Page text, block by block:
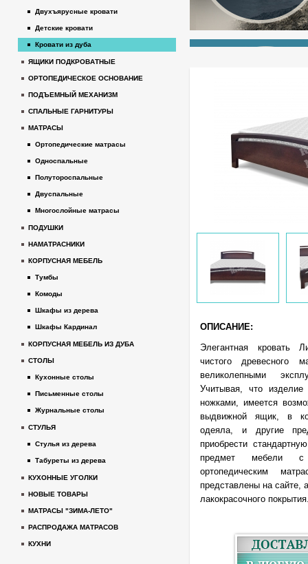
ОПИСАНИЕ:
Элегантная кровать
чистого древесного
великолепными
Учитывая, что
ножками, имеется
выдвижной ящик, в
одеяла, и другие
приобрести
предмет мебели
ортопедическим
представлены на сайте,
лакокрасочного
Двухъярусные кровати
Детские кровати
Кровати из дуба
ЯЩИКИ ПОДКРОВАТНЫЕ
ОРТОПЕДИЧЕСКОЕ ОСНОВАНИЕ
ПОДЪЕМНЫЙ МЕХАНИЗМ
СПАЛЬНЫЕ ГАРНИТУРЫ
МАТРАСЫ
Ортопедические матрасы
Односпальные
Полутороспальные
Двуспальные
Многослойные матрасы
ПОДУШКИ
НАМАТРАСНИКИ
КОРПУСНАЯ МЕБЕЛЬ
Тумбы
Комоды
Шкафы из дерева
Шкафы Кардинал
КОРПУСНАЯ МЕБЕЛЬ ИЗ ДУБА
СТОЛЫ
Кухонные столы
Письменные столы
Журнальные столы
СТУЛЬЯ
Стулья из дерева
Табуреты из дерева
КУХОННЫЕ УГОЛКИ
НОВЫЕ ТОВАРЫ
МАТРАСЫ "ЗИМА-ЛЕТО"
РАСПРОДАЖА МАТРАСОВ
КУХНИ